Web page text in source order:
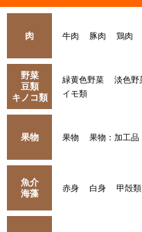
肉 牛肉 豚肉 鶏肉
野菜
豆類
キノコ類
緑黄色野菜 淡色野
イモ類
果物 果物 果物：加工品
魚介
海藻
赤身 白身 甲殻類